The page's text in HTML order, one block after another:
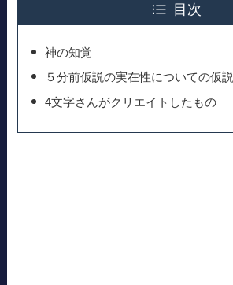
目次
神の知覚
５分前仮説の実在性についての仮説
4文字さんがクリエイトしたもの